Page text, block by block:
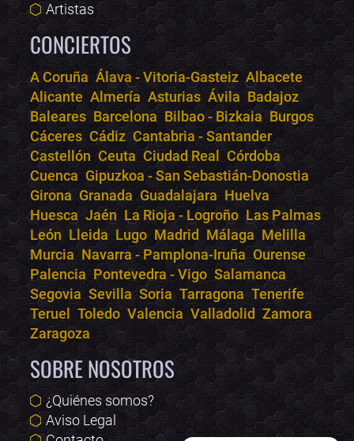
Artistas
CONCIERTOS
A Coruña Álava - Vitoria-Gasteiz Albacete
Alicante Almería Asturias Ávila Badajoz
Baleares Barcelona Bilbao - Bizkaia Burgos
Cáceres Cádiz Cantabria - Santander
Castellón Ceuta Ciudad Real Córdoba
Cuenca Gipuzkoa - San Sebastián-Donostia
Girona Granada Guadalajara Huelva
Huesca Jaén La Rioja - Logroño Las Palmas
León Lleida Lugo Madrid Málaga Melilla
Murcia Navarra - Pamplona-Iruña Ourense
Palencia Pontevedra - Vigo Salamanca
Segovia Sevilla Soria Tarragona Tenerife
Teruel Toledo Valencia Valladolid Zamora
Zaragoza
SOBRE NOSOTROS
¿Quiénes somos?
Aviso Legal
Bololoco · conciertos.club
Online · Te ayudo a encontrar conciertos